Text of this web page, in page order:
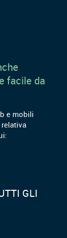
facile da
e mobili
GLI